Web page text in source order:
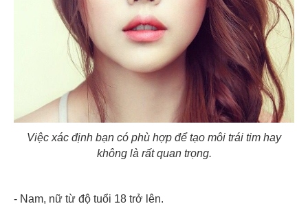
Việc xác định bạn có phù hợp để tạo môi trái tim hay
không là rất quan trọng.
- Nam, nữ từ độ tuổi 18 trở lên.